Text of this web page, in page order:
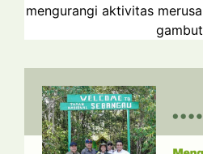
mengurangi aktivitas